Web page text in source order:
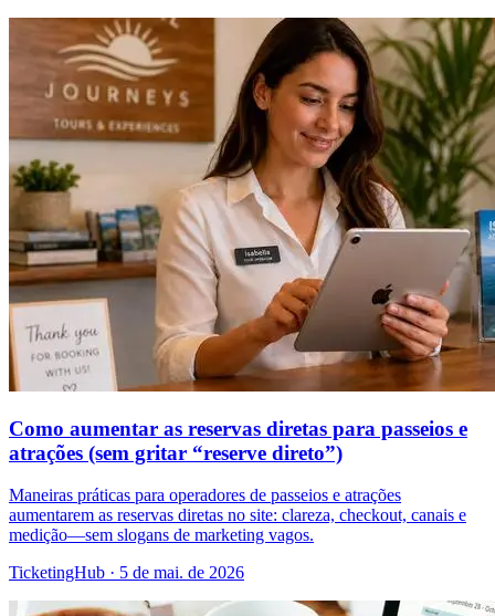
Como aumentar as reservas diretas para passeios e
atrações (sem gritar “reserve direto”)
Maneiras práticas para operadores de passeios e atrações
aumentarem as reservas diretas no site: clareza, checkout, canais e
medição—sem slogans de marketing vagos.
TicketingHub · 5 de mai. de 2026